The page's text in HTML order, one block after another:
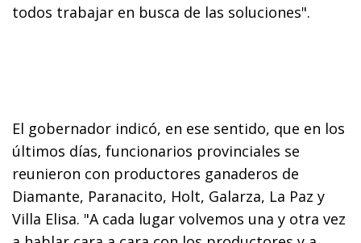
todos trabajar en busca de las soluciones".
El gobernador indicó, en ese sentido, que en los
últimos días, funcionarios provinciales se
reunieron con productores ganaderos de
Diamante, Paranacito, Holt, Galarza, La Paz y
Villa Elisa. "A cada lugar volvemos una y otra vez